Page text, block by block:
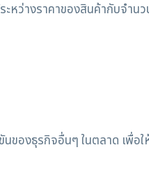
ว่างราคาของสินค้ากับจำนว
ของธุรกิจอื่นๆ ในตลาด เพื่อ